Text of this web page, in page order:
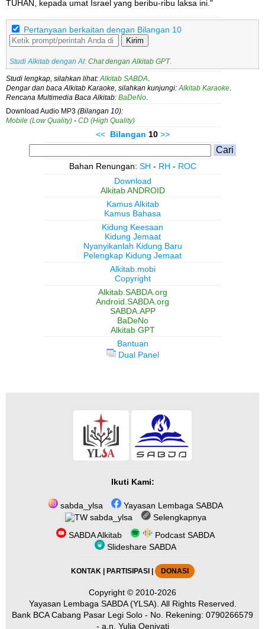
TUHAN, kepada umat Israel yang beribu-ribu laksa ini."
Pertanyaan berkaitan dengan Bilangan 10
Kirim
Studi Alkitab dengan AI: Chat dengan Alkitab GPT
Studi lengkap, silahkan lihat: Alkitab SABDA
Dengar dan baca Alkitab Karaoke, silahkan kunjungi: Alkitab Karaoke
Rencana Multimedia Baca Alkitab: BaDeNo
Download Audio MP3 (Bilangan 10):
Mobile (Low Quality) - CD (High Quality)
<< Bilangan 10 >>
Bahan Renungan: SH - RH - ROC
Download
Alkitab ANDROID
Kamus Alkitab
Kamus Bahasa
Kidung Keesaan
Kidung Jemaat
Nyanyikanlah Kidung Baru
Pelengkap Kidung Jemaat
Alkitab.mobi
Copyright
Alkitab.SABDA.org
Android.SABDA.org
SABDA.APP
BaDeNo
Alkitab GPT
Bantuan
Dual Panel
Ikuti Kami:
sabda_ylsa
Yayasan Lembaga SABDA
sabda_ylsa
Selengkapnya
SABDA Alkitab
Podcast SABDA
Slideshare SABDA
KONTAK| PARTISIPASI DONASI
Copyright © 2010-2026
Yayasan Lembaga SABDA (YLSA). All Rights Reserved.
Bank BCA Cabang Pasar Legi Solo - No. Rekening: 0790266579
- a.n. Yulia Oeniyati